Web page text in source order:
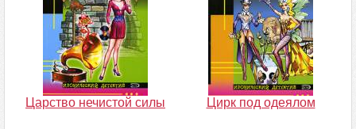
Царство нечистой силы Цирк под одеялом